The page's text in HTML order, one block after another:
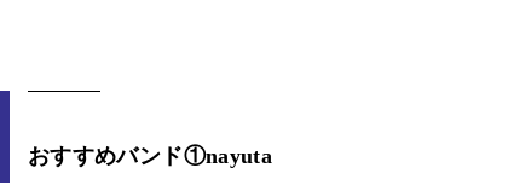
おすすめバンド①nayuta